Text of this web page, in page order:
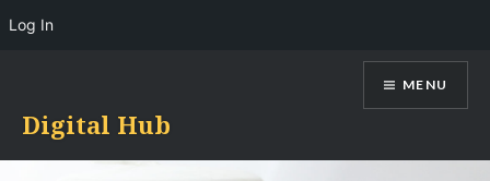
content
Digital Hub
MENU
Log In